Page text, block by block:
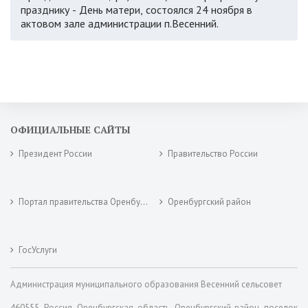
празднику - День матери, состоялся 24 ноября в
актовом зале администрации п.Весенний.
ОФИЦИАЛЬНЫЕ САЙТЫ
Президент России Правительство России
Портал правительства Оренбургской области Оренбургский район
ГосУслуги
Администрация муниципального образования Весенний сельсовет